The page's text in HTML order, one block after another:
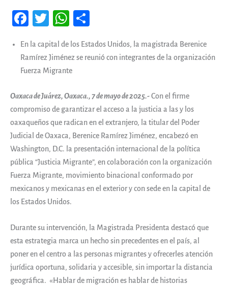
Fa
b
oo
T
tt
er
W
ts
A
pa
En la capital de los Estados Unidos, la magistrada Berenice
Ramírez Jiménez se reunió con integrantes de la organización
Fuerza Migrante
Oaxaca de Juárez, Oaxaca., 7 de mayo de 2025.-Con el firme
compromiso de garantizar el acceso a la justicia a las y los
oaxaqueños que radican en el extranjero, la titular del Poder
Judicial de Oaxaca, Berenice Ramírez Jiménez, encabezó en
Washington, D.C. la presentación internacional de la política
pública “Justicia Migrante”, en colaboración con la organización
Fuerza Migrante, movimiento binacional conformado por
mexicanos y mexicanas en el exterior y con sede en la capital de
los Estados Unidos.
Durante su intervención, la Magistrada Presidenta destacó que
esta estrategia marca un hecho sin precedentes en el país, al
poner en el centro a las personas migrantes y ofrecerles atención
jurídica oportuna, solidaria y accesible, sin importar la distancia
geográfica. «Hablar de migración es hablar de historias